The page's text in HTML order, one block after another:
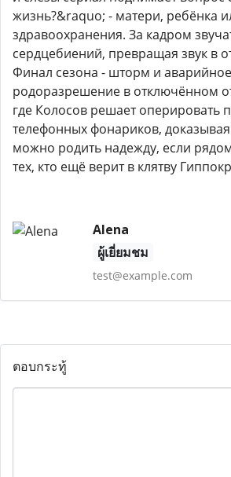
жизнь?&raquo; - матери, ребёнка
здравоохранения. За кадром
сердцебиений, превращая звук в
Финал сезона - шторм и аварийное
родоразрешение в отключённом
где Колосов решает оперировать
телефонных фонариков,
можно родить надежду, если
тех, кто ещё верит в клятву
Alena
ผู้เยี่ยมชม
test@example.com
ตอบกระทู้